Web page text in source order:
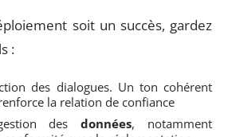
soit un succès, gardez
:
des dialogues. Un ton cohérent
la relation de confiance
desdonnées, notamment